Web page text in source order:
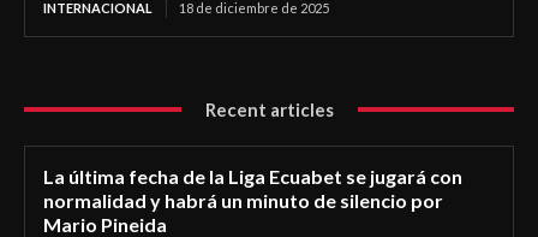
INTERNACIONAL 18 de diciembre de 2025
Recent articles
La última fecha de la Liga Ecuabet se jugará con
normalidad y habrá un minuto de silencio por
Mario Pineida